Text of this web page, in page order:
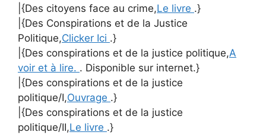
|{Des citoyens face au crime,Le livre .}
|{Des Conspirations et de la Justice
Politique,Clicker Ici .}
|{Des conspirations et de la justice politique,A
voir et à lire. . Disponible sur internet.}
|{Des conspirations et de la justice
politique/I,Ouvrage .}
|{Des conspirations et de la justice
politique/II,Le livre .}